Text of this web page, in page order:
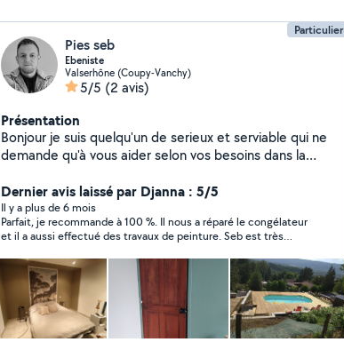
Particulier
Pies seb
Ebeniste
Valserhône (Coupy-Vanchy)
5/5 (2 avis)
Présentation
Bonjour je suis quelqu'un de serieux et serviable qui ne
demande qu'à vous aider selon vos besoins dans la
jardinage, placo enduit, changement robinetterie,
luminaires pose de parquet flottant , conseiller
dressage de chien, ménage ect demandez moi
Dernier avis laissé par Djanna : 5/5
Il y a plus de 6 mois
Parfait, je recommande à 100 %. Il nous a réparé le congélateur
et il a aussi effectué des travaux de peinture. Seb est très